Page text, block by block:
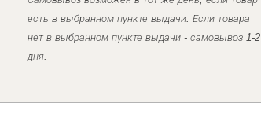
есть в выбранном пункте выдачи. Если товара
нет в выбранном пункте выдачи - самовывоз 1-2
дня.